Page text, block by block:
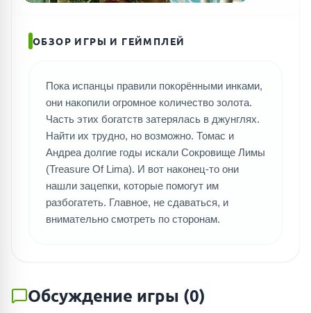
ОБЗОР ИГРЫ И ГЕЙМПЛЕЙ
Пока испанцы правили покорёнными инками,
они накопили огромное количество золота.
Часть этих богатств затерялась в джунглях.
Найти их трудно, но возможно. Томас и
Андреа долгие годы искали Сокровище Лимы
(Treasure Of Lima). И вот наконец-то они
нашли зацепки, которые помогут им
разбогатеть. Главное, не сдаваться, и
внимательно смотреть по сторонам.
Обсуждение игры (0)